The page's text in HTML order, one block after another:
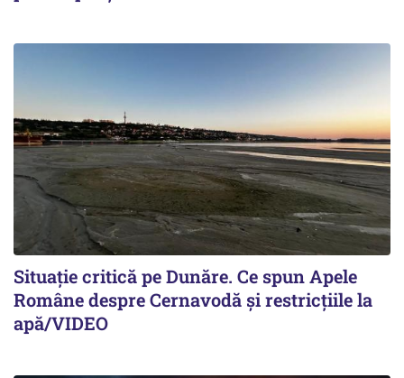
Situație critică pe Dunăre. Ce spun Apele
Române despre Cernavodă și restricțiile la
apă/VIDEO